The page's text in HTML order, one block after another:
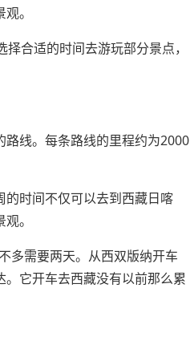
。
合适的时间去游玩部分景点，
线。每条路线的里程约为2000
时间不仅可以去到西藏日喀
。
多需要两天。从西双版纳开车
它开车去西藏没有以前那么累